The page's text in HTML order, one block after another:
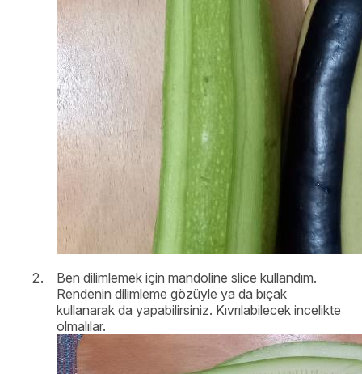
Ben dilimlemek için mandoline slice kullandım.
Rendenin dilimleme gözüyle ya da bıçak
kullanarak da yapabilirsiniz. Kıvrılabilecek incelikte
olmalılar.